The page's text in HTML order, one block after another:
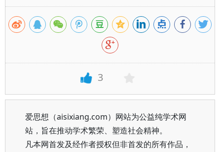
3
爱思想（aisixiang.com）网站为公益纯学术网
站，旨在推动学术繁荣、塑造社会精神。
凡本网首发及经作者授权但非首发的所有作品，